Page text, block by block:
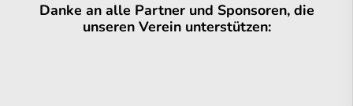
Danke an alle Partner und Sponsoren, die
unseren Verein unterstützen: